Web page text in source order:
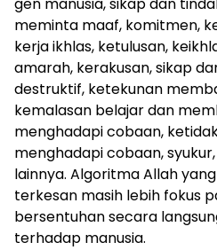
gen manusia, sikap dan
meminta maaf, komitmen,
kerja ikhlas, ketulusan,
amarah, kerakusan, sikap
destruktif, ketekunan
kemalasan belajar dan
menghadapi cobaan,
menghadapi cobaan,
lainnya. Algoritma Allah
terkesan masih lebih fokus
bersentuhan secara
terhadap manusia.